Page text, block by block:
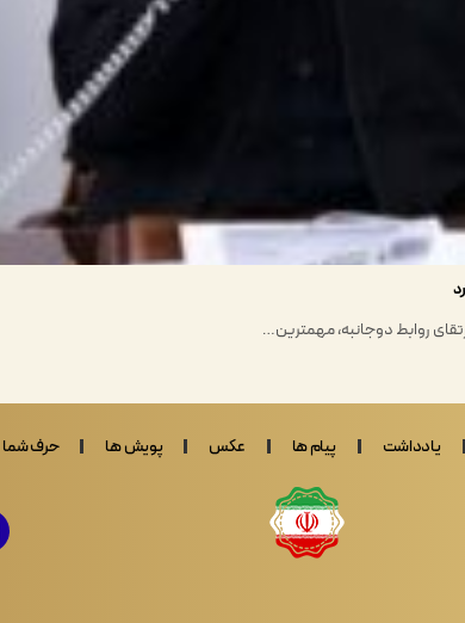
روابط دوجانبه، مهمترین…
یادداشت پیام ها عکس پویش ها حرف شما